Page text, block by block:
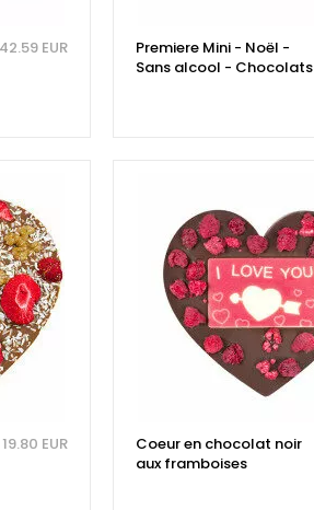
42.59 EUR
Premiere Mini - Noël -
Sans alcool - Chocolats
19.80 EUR
Coeur en chocolat noir
aux framboises